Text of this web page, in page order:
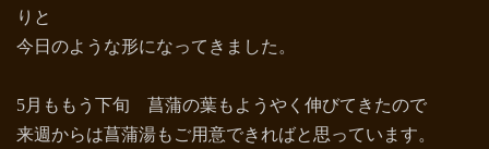
りと
今日のような形になってきました。
5月ももう下旬 菖蒲の葉もようやく伸びてきたので
来週からは菖蒲湯もご用意できればと思っています。